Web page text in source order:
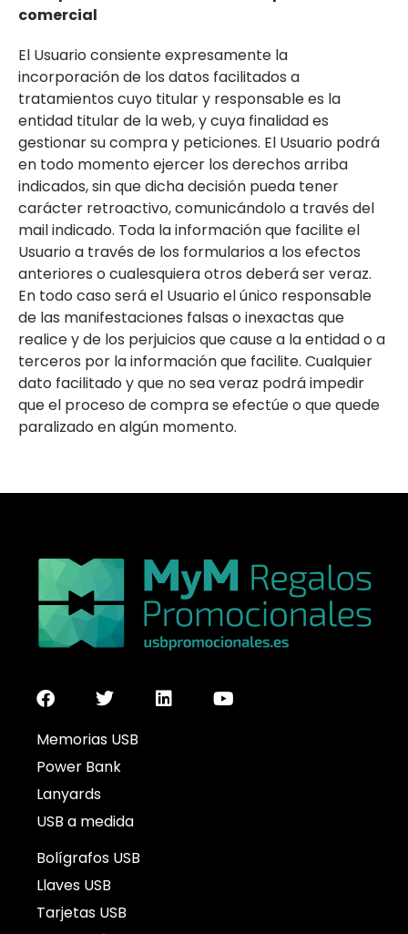
comercial
El Usuario consiente expresamente la
incorporación de los datos facilitados a
tratamientos cuyo titular y responsable es la
entidad titular de la web, y cuya finalidad es
gestionar su compra y peticiones. El Usuario podrá
en todo momento ejercer los derechos arriba
indicados, sin que dicha decisión pueda tener
carácter retroactivo, comunicándolo a través del
mail indicado. Toda la información que facilite el
Usuario a través de los formularios a los efectos
anteriores o cualesquiera otros deberá ser veraz.
En todo caso será el Usuario el único responsable
de las manifestaciones falsas o inexactas que
realice y de los perjuicios que cause a la entidad o a
terceros por la información que facilite. Cualquier
dato facilitado y que no sea veraz podrá impedir
que el proceso de compra se efectúe o que quede
paralizado en algún momento.
Memorias USB
Power Bank
Lanyards
USB a medida
Bolígrafos USB
Llaves USB
Tarjetas USB